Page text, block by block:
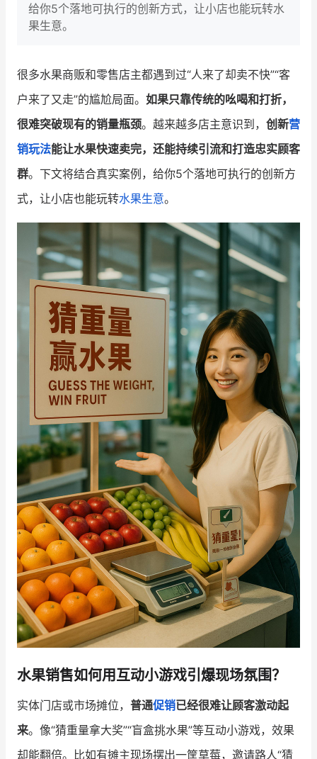
产品更新动态 帮助中心
品牌消费观 行业报告
新零售资讯
培训课程
私域课程 新零售内参
增长俱乐部 有赞商盟
商家社区 社群交流
合作共进
入驻有赞 认证代理商
认证服务商 设计服务商
有赞云 数据通服务
给你5个落地可执行的创新方式，让小店也能玩转水
果生意。
很多水果商贩和零售店主都遇到过“人来了却卖不快”“客
户来了又走”的尴尬局面。 如果只靠传统的吆喝和打折，
很难突破现有的销量瓶颈。越来越多店主意识到， 创新营
销玩法能让水果快速卖完，还能持续引流和打造忠实顾客
群。下文将结合真实案例，给你5个落地可执行的创新方
式，让小店也能玩转水果生意。
水果销售如何用互动小游戏引爆现场氛围？
实体门店或市场摊位， 普通促销已经很难让顾客激动起
来。像“猜重量拿大奖”“盲盒挑水果”等互动小游戏，效果
却能翻倍。比如有摊主现场摆出一筐草莓，邀请路人“猜